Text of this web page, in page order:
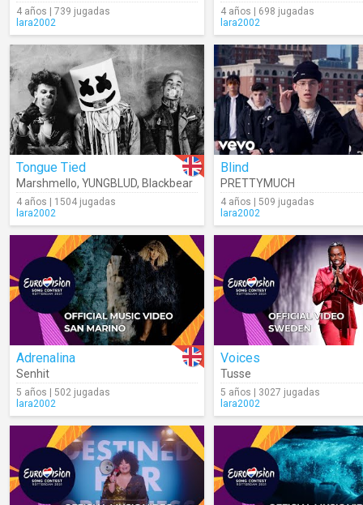
4 años | 739 jugadas
lara2002
4 años | 698 jugadas
lara2002
Tongue Tied
Marshmello, YUNGBLUD, Blackbear
4 años | 1504 jugadas
lara2002
Blind
PRETTYMUCH
4 años | 509 jugadas
lara2002
Adrenalina
Senhit
5 años | 502 jugadas
lara2002
Voices
Tusse
5 años | 3027 jugadas
lara2002